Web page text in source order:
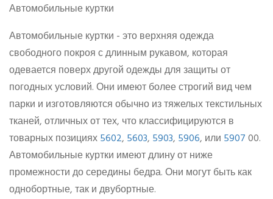
Автомобильные куртки
Автомобильные куртки - это верхняя одежда
свободного покроя с длинным рукавом, которая
одевается поверх другой одежды для защиты от
погодных условий. Они имеют более строгий вид чем
парки и изготовляются обычно из тяжелых текстильных
тканей, отличных от тех, что классифицируются в
товарных позициях5602, 5603, 5903, 5906, или 590700.
Автомобильные куртки имеют длину от ниже
промежности до середины бедра. Они могут быть как
однобортные, так и двубортные.